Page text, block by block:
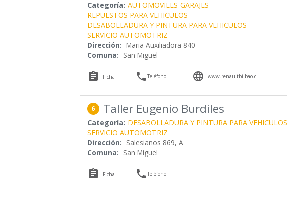
Categoría: AUTOMOVILES GARAJES
REPUESTOS PARA VEHICULOS
DESABOLLADURA Y PINTURA PARA VEHICULOS
SERVICIO AUTOMOTRIZ
Dirección: Maria Auxiliadora 840
Comuna: San Miguel
 Ficha Teléfono  www.renaultbilbao.cl
6 Taller Eugenio Burdiles
Categoría: DESABOLLADURA Y PINTURA PARA VEHICULOS
SERVICIO AUTOMOTRIZ
Dirección: Salesianos 869, A
Comuna: San Miguel
 Ficha Teléfono